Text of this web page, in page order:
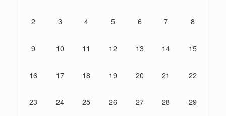
2 3 4 5 6 7 8
9 10 11 12 13 14 15
16 17 18 19 20 21 22
23 24 25 26 27 28 29